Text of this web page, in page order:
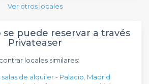
Ver otros locales
se puede reservar a través
Privateaser
locales similares:
de alquiler - Palacio, Madrid